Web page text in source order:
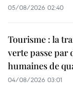
05/08/2026 02:40
Tourisme : la
verte passe par
humaines de
04/08/2026 03:01